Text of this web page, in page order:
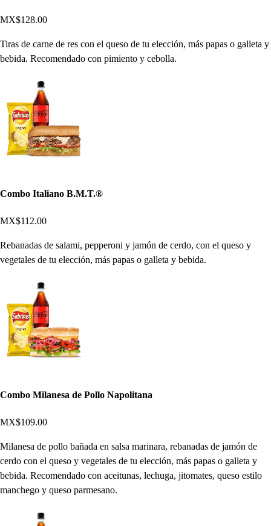
MX$128.00
Tiras de carne de res con el queso de tu elección, más papas o galleta y
bebida. Recomendado con pimiento y cebolla.
Combo Italiano B.M.T.®
MX$112.00
Rebanadas de salami, pepperoni y jamón de cerdo, con el queso y
vegetales de tu elección, más papas o galleta y bebida.
Combo Milanesa de Pollo Napolitana
MX$109.00
Milanesa de pollo bañada en salsa marinara, rebanadas de jamón de
cerdo con el queso y vegetales de tu elección, más papas o galleta y
bebida. Recomendado con aceitunas, lechuga, jitomates, queso estilo
manchego y queso parmesano.